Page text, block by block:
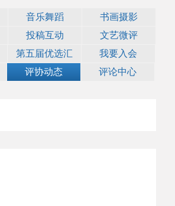
音乐舞蹈
书画摄影
投稿互动
文艺微评
第五届优选汇 我要入会
评协动态 评论中心